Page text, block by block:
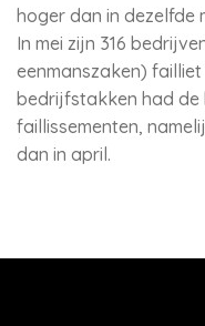
hoger dan in dezelfde
In mei zijn 316
eenmanszaken)
bedrijfstakken had
faillissementen,
dan in april.